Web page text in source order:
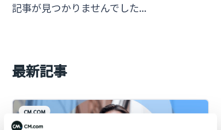
記事が見つかりませんでした...
最新記事
CM.COM